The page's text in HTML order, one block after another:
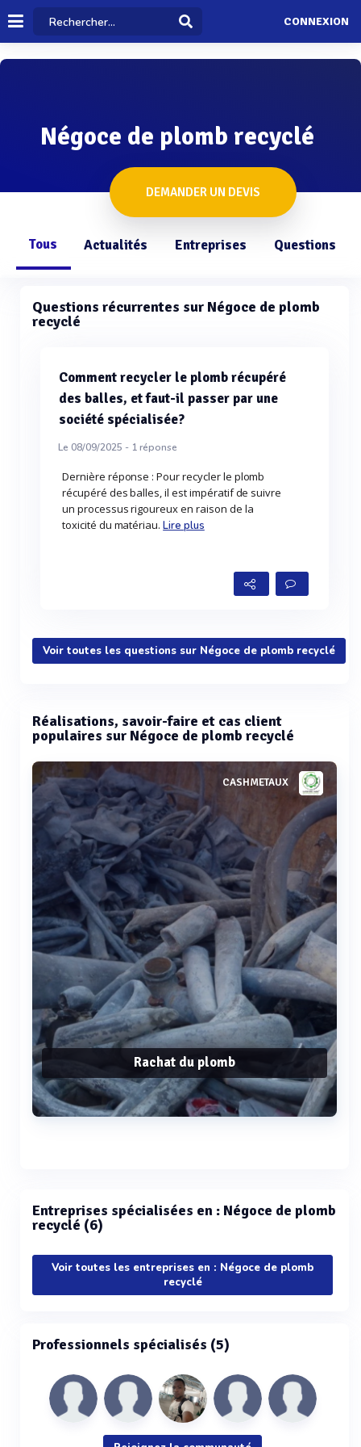
CONNEXION
Négoce de plomb recyclé
DEMANDER UN DEVIS
Tous Actualités Entreprises Questions
Questions récurrentes sur Négoce de plomb
recyclé
Comment recycler le plomb récupéré
des balles, et faut-il passer par une
société spécialisée?
Le 08/09/2025 - 1réponse
Dernière réponse : Pour recycler le plomb
récupéré des balles, il est impératif de suivre
un processus rigoureux en raison de la
toxicité du matériau.Lire plus
Voir toutes les questions sur Négoce de plomb recyclé
Réalisations, savoir-faire et cas client
populaires sur Négoce de plomb recyclé
CASHMETAUX
Rachat du plomb
Entreprises spécialisées en : Négoce de plomb
recyclé (6)
Voir toutes les entreprises en : Négoce de plomb
recyclé
Professionnels spécialisés (5)